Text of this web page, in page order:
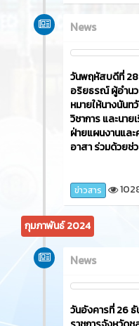
News
วันพฤหัสบดีที่ 28
อริยธรณ์ ผู้อำน
หมายให้นางนัน
วิชาการ และนา
ฝ่ายแผนงานและ
อาสา ร่วมด้วยช่
ข่าวสาร
กุมภาพันธ์ 2024
News
วันอังคารที่ 26